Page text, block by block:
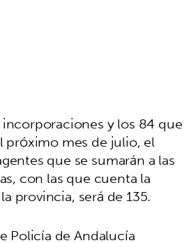
y los 84 que
próximo mes de julio, el
que se sumarán a las
con las que cuenta la
provincia, será de 135.
Policía de Andalucía